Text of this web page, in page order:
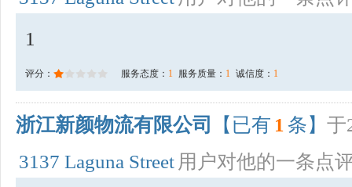
1
评分： 服务态度： 1 服务质量： 1 诚信度： 1
浙江新颜物流有限公司 【已有 1 条】 于
3137 Laguna Street 用户对他的一条点